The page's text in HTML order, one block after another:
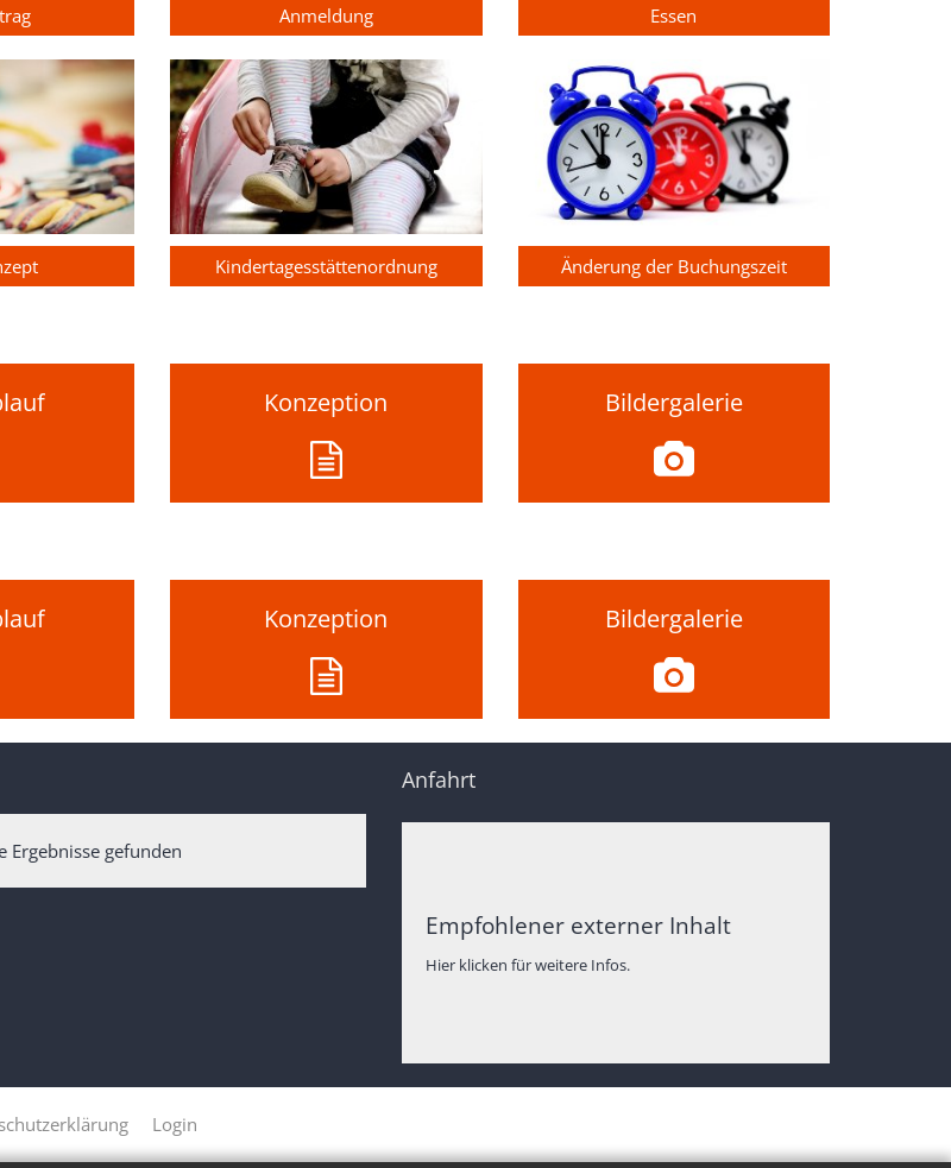
Anmeldung Essen
Kindertagesstättenordnung Änderung der Buchungszeit
Konzeption Bildergalerie
Konzeption Bildergalerie
Ergebnisse gefunden
Anfahrt
Empfohlener externer Inhalt
Hier klicken für weitere Infos.
Login